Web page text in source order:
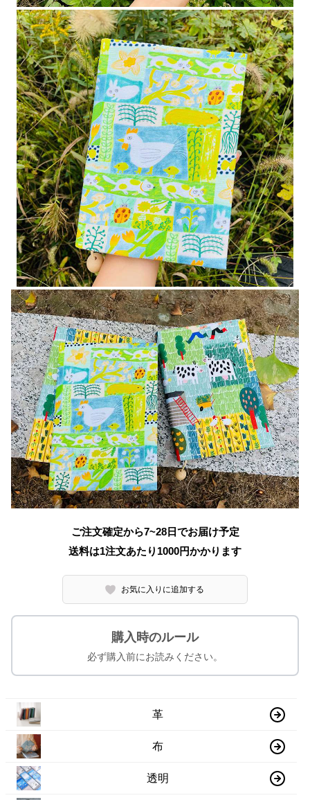
ご注文確定から7~28日でお届け予定
送料は1注文あたり 1000円かかります
お気に入りに追加する
購入時のルール
必ず購入前にお読みください。
革
布
透明